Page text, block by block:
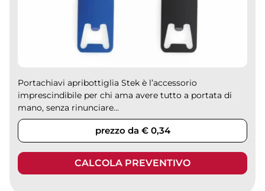
Portachiavi apribottiglia Stek è l’accessorio
imprescindibile per chi ama avere tutto a portata di
mano, senza rinunciare...
prezzo da € 0,34
CALCOLA PREVENTIVO